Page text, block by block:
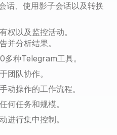
话、使用影子会话以及转换
权以及监控活动。
并分析结果。
种Telegram工具。
团队协作。
动操作的工作流程。
何任务和规模。
进行集中控制。